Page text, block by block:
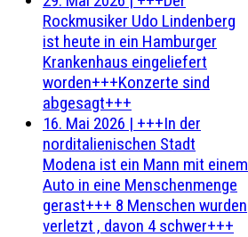
Rockmusiker Udo Lindenberg
ist heute in ein Hamburger
Krankenhaus eingeliefert
worden+++Konzerte sind
abgesagt+++
16. Mai 2026 | +++In der
norditalienischen Stadt
Modena ist ein Mann mit einem
Auto in eine Menschenmenge
gerast+++ 8 Menschen wurden
verletzt , davon 4 schwer+++